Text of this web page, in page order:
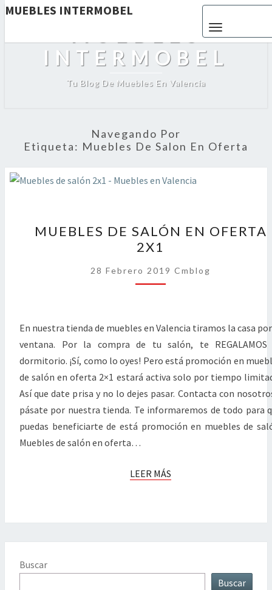
MUEBLES INTERMOBEL
INTERMOBEL
Tu Blog De Muebles En Valencia
Navegando Por
Etiqueta: Muebles De Salon En Oferta
DE
SALÓN
EN
OFERTA
MUEBLES DE SALÓN EN OFERTA
2X1
28 Febrero 2019 Cmblog
En nuestra tienda de muebles en Valencia tiramos la casa
ventana. Por la compra de tu salón, te
dormitorio. ¡Sí, como lo oyes! Pero está promoción en
de salón en oferta 2×1 estará activa solo por tiempo
Así que date prisa y no lo dejes pasar. Contacta con
pásate por nuestra tienda. Te informaremos de todo para
puedas beneficiarte de está promoción en muebles de
Muebles de salón en oferta…
LEER MÁS
Buscar
Buscar